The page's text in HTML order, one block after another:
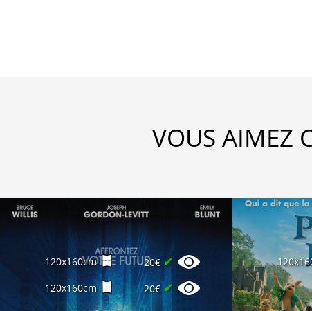
VOUS AIMEZ
120x160cm 20€ ✔
120x160cm 20€ ✔